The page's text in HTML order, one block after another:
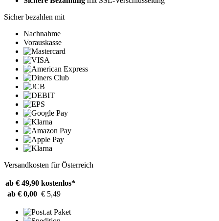
Sicher bezahlen mit
Nachnahme
Vorauskasse
Versandkosten für Österreich
ab € 49,90 kostenlos*
ab € 0,00 € 5,49